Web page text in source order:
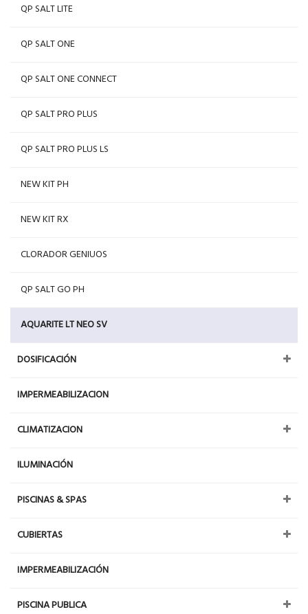
QP SALT LITE
QP SALT ONE
QP SALT ONE CONNECT
QP SALT PRO PLUS
QP SALT PRO PLUS LS
NEW KIT PH
NEW KIT RX
CLORADOR GENIUOS
QP SALT GO PH
AQUARITE LT NEO SV
DOSIFICACIÓN
IMPERMEABILIZACION
CLIMATIZACION
ILUMINACIÓN
PISCINAS & SPAS
CUBIERTAS
IMPERMEABILIZACIÓN
PISCINA PUBLICA